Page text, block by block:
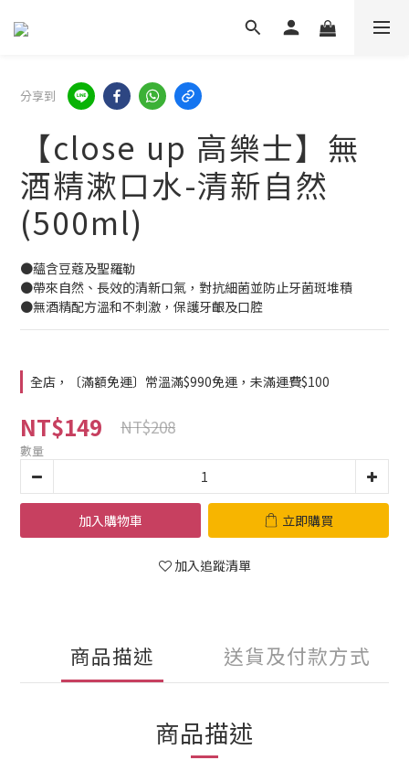
分享到
【close up 高樂士】無
酒精漱口水-清新自然
(500ml)
●蘊含豆蔻及聖羅勒
●帶來自然、長效的清新口氣，對抗細菌並防止牙菌斑堆積
●無酒精配方溫和不刺激，保護牙齦及口腔
全店，〔滿額免運〕常溫滿$990免運，未滿運費$100
NT$149 NT$208
數量
加入購物車 立即購買
加入追蹤清單
商品描述 送貨及付款方式
商品描述